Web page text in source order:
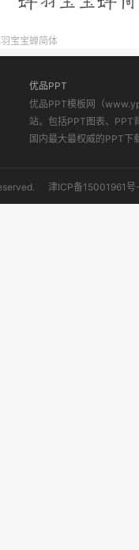
宝宝蝉简体
优品PPT
优品PPT模板网（
站。包括PPT图表、PPT
国内最大最权威的PPT下
津ICP备15001961号